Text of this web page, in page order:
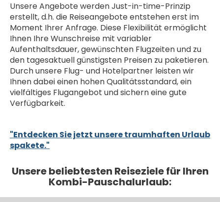
Unsere Angebote werden Just-in-time-Prinzip
erstellt, d.h. die Reiseangebote entstehen erst im
Moment Ihrer Anfrage. Diese Flexibilität ermöglicht
Ihnen Ihre Wunschreise mit variabler
Aufenthaltsdauer, gewünschten Flugzeiten und zu
den tagesaktuell günstigsten Preisen zu paketieren.
Durch unsere Flug- und Hotelpartner leisten wir
Ihnen dabei einen hohen Qualitätsstandard, ein
vielfältiges Flugangebot und sichern eine gute
Verfügbarkeit.
"Entdecken Sie jetzt unsere traumhaften Urlaub
spakete."
Unsere beliebtesten Reiseziele für Ihren
Kombi-Pauschalurlaub: